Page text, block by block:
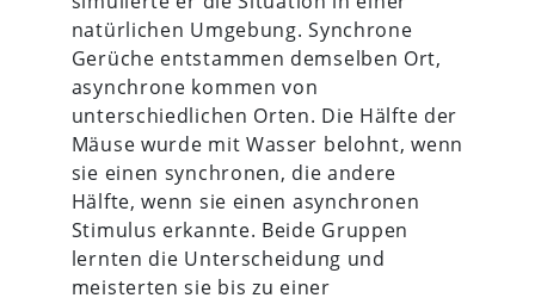
natürlichen Umgebung. Synchrone
Gerüche entstammen demselben Ort,
asynchrone kommen von
unterschiedlichen Orten. Die Hälfte der
Mäuse wurde mit Wasser belohnt, wenn
sie einen synchronen, die andere
Hälfte, wenn sie einen asynchronen
Stimulus erkannte. Beide Gruppen
lernten die Unterscheidung und
meisterten sie bis zu einer